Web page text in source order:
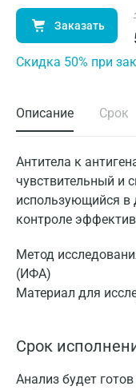
Заказать
Cкидка 50% при
Описание Срок
Антитела к
чувствительный и
использующийся в
контроле
Метод
(ИФА)
Материал для
Срок
Анализ будет